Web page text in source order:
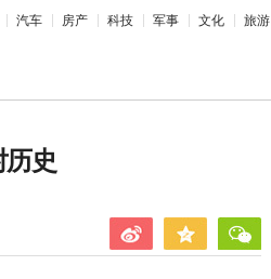
汽车 房产 科技 军事 文化 旅游
史